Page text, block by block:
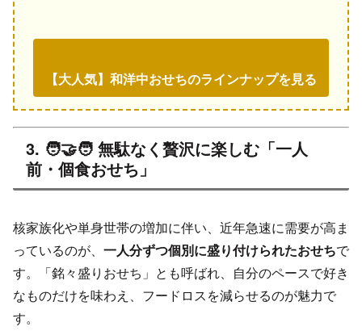
【大人気】和洋中おせちのラインナップを見る
3. 🧑‍🤝‍🧑 無駄なく贅沢に楽しむ「一人
前・個食おせち」
核家族化や単身世帯の増加に伴い、近年急速に需要が高ま
っているのが、 一人分ずつ個別に盛り付けられたおせちで
す。「銘々盛りおせち」とも呼ばれ、自分のペースで好き
なものだけを味わえ、フードロスを減らせるのが魅力で
す。